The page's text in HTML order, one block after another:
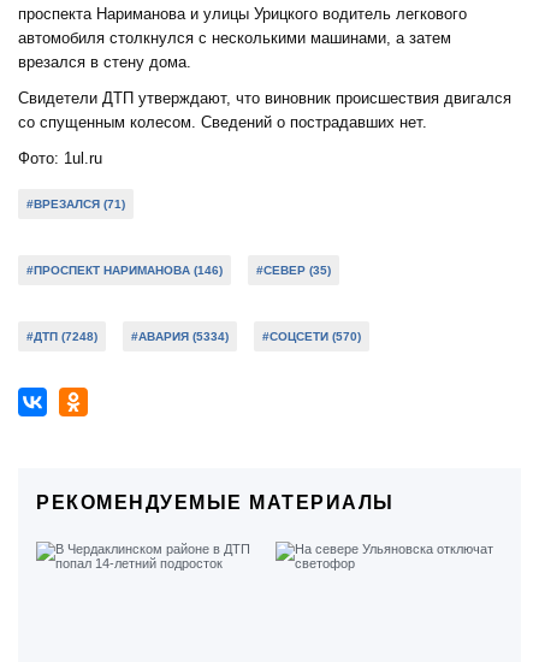
проспекта Нариманова и улицы Урицкого водитель легкового
автомобиля столкнулся с несколькими машинами, а затем
врезался в стену дома.
Свидетели ДТП утверждают, что виновник происшествия двигался
со спущенным колесом. Сведений о пострадавших нет.
Фото: 1ul.ru
#ВРЕЗАЛСЯ (71)
#ПРОСПЕКТ НАРИМАНОВА (146) #СЕВЕР (35)
#ДТП (7248) #АВАРИЯ (5334) #СОЦСЕТИ (570)
РЕКОМЕНДУЕМЫЕ МАТЕРИАЛЫ